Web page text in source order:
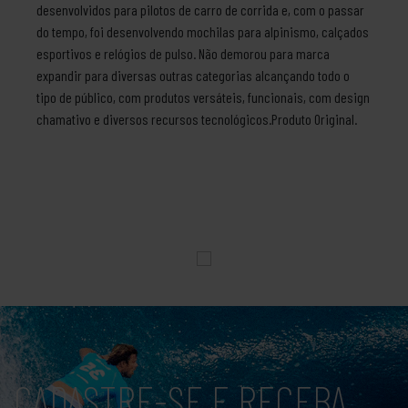
desenvolvidos para pilotos de carro de corrida e, com o passar
do tempo, foi desenvolvendo mochilas para alpinismo, calçados
esportivos e relógios de pulso. Não demorou para marca
expandir para diversas outras categorias alcançando todo o
tipo de público, com produtos versáteis, funcionais, com design
chamativo e diversos recursos tecnológicos.Produto Original.